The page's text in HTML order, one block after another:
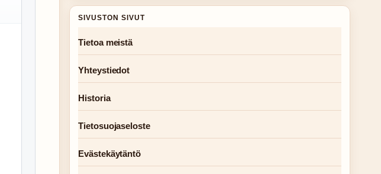
SIVUSTON SIVUT
Tietoa meistä
Yhteystiedot
Historia
Tietosuojaseloste
Evästekäytäntö